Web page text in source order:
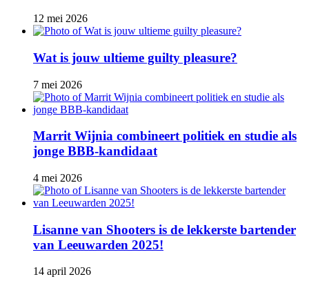
12 mei 2026
Wat is jouw ultieme guilty pleasure?
7 mei 2026
Marrit Wijnia combineert politiek en studie als
jonge BBB‑kandidaat
4 mei 2026
Lisanne van Shooters is de lekkerste bartender
van Leeuwarden 2025!
14 april 2026